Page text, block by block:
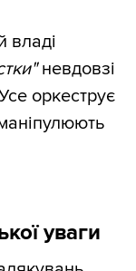
владі
невдовзі
оркеструє
уваги